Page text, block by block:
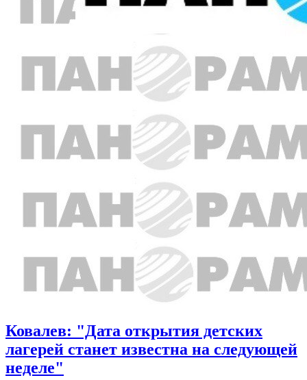
Ковалев: "Дата открытия детских
лагерей станет известна на следующей
неделе"